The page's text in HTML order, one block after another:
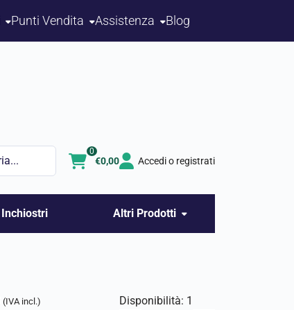
Punti Vendita Assistenza Blog
€0,00
0
Accedi o registrati
Inchiostri Altri Prodotti
(IVA incl.) Disponibilità: 1